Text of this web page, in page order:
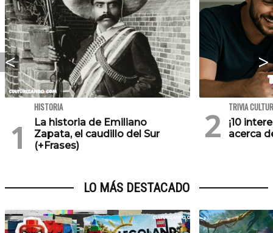
HISTORIA
La historia de Emiliano
Zapata, el caudillo del Sur
(+Frases)
TRIVIA
¡10
acerca
LO MÁS DESTACADO